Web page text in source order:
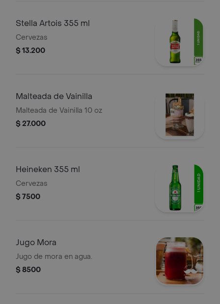
Stella Artois 355 ml
Cervezas
$ 13.200
Malteada de Vainilla
Malteada de Vainilla 10 oz
$ 27.000
Heineken 355 ml
Cervezas
$ 7500
Jugo Mora
Jugo de mora en agua.
$ 8500